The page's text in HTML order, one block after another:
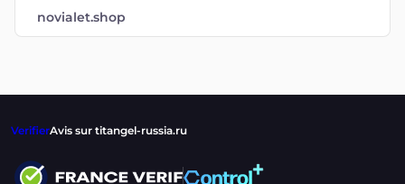
novialet.shop
VerifierAvis sur titangel-russia.ru